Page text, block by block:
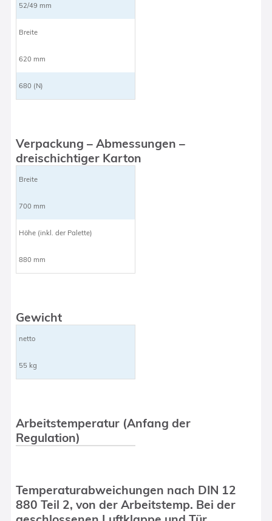
52/49 mm
Breite
620 mm
680 (N)
Verpackung – Abmessungen –
dreischichtiger Karton
Breite
700 mm
Höhe (inkl. der Palette)
880 mm
Gewicht
netto
55 kg
Arbeitstemperatur (Anfang der
Regulation)
Temperaturabweichungen nach DIN 12
880 Teil 2, von der Arbeitstemp. Bei der